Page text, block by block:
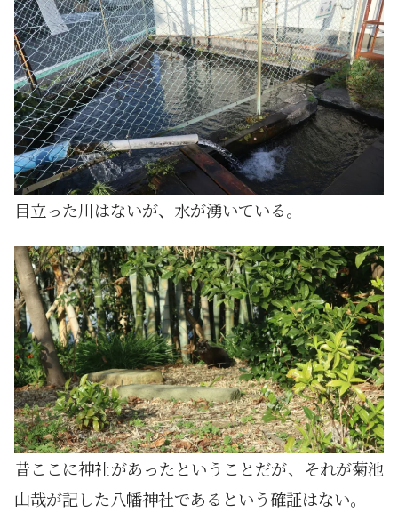
目立った川はないが、水が湧いている。
昔ここに神社があったということだが、それが菊池
山哉が記した八幡神社であるという確証はない。